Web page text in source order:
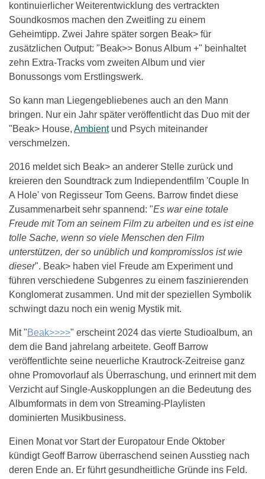
kontinuierlicher Weiterentwicklung des vertrackten
Soundkosmos machen den Zweitling zu einem
Geheimtipp. Zwei Jahre später sorgen Beak> für
zusätzlichen Output: "Beak>> Bonus Album +" beinhaltet
zehn Extra-Tracks vom zweiten Album und vier
Bonussongs vom Erstlingswerk.
So kann man Liegengebliebenes auch an den Mann
bringen. Nur ein Jahr später veröffentlicht das Duo mit der
"Beak> House, Ambientund Psych miteinander
verschmelzen.
2016 meldet sich Beak> an anderer Stelle zurück und
kreieren den Soundtrack zum Indiependentfilm 'Couple In
A Hole' von Regisseur Tom Geens. Barrow findet diese
Zusammenarbeit sehr spannend: "Es war eine totale
Freude mit Tom an seinem Film zu arbeiten und es ist eine
tolle Sache, wenn so viele Menschen den Film
unterstützen, der so unüblich und kompromisslos ist wie
dieser". Beak> haben viel Freude am Experiment und
führen verschiedene Subgenres zu einem faszinierenden
Konglomerat zusammen. Und mit der speziellen Symbolik
schwingt dazu noch ein wenig Mystik mit.
Mit "Beak>>>>" erscheint 2024 das vierte Studioalbum, an
dem die Band jahrelang arbeitete. Geoff Barrow
veröffentlichte seine neuerliche Krautrock-Zeitreise ganz
ohne Promovorlauf als Überraschung, und erinnert mit dem
Verzicht auf Single-Auskopplungen an die Bedeutung des
Albumformats in dem von Streaming-Playlisten
dominierten Musikbusiness.
Einen Monat vor Start der Europatour Ende Oktober
kündigt Geoff Barrow überraschend seinen Ausstieg nach
deren Ende an. Er führt gesundheitliche Gründe ins Feld.